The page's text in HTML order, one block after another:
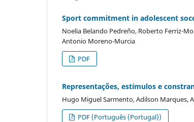
Sport commitment in adolescent
Noelia Belando Pedreño, Roberto Ferriz-
Antonio Moreno-Murcia
PDF
Representações, estímulos e
Hugo Miguel Sarmento, Adilson Marques,
PDF (Português (Portugal))